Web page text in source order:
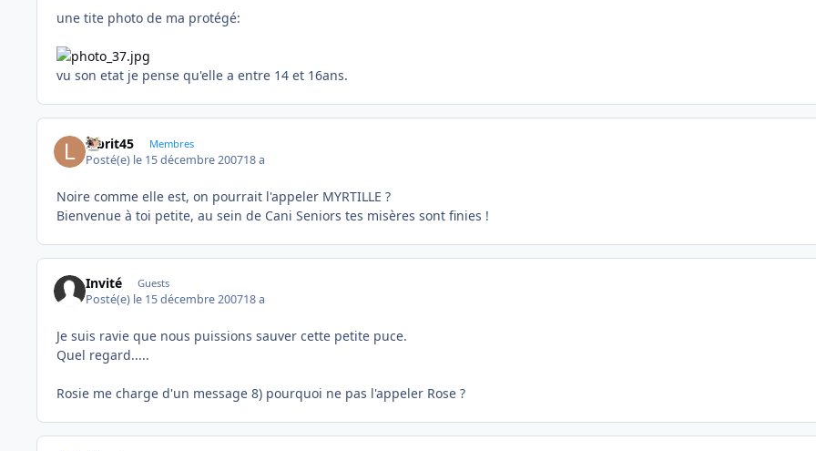
une tite photo de ma protégé:
vu son etat je pense qu'elle a entre 14 et 16ans.
labrit45 Membres
Posté(e) le 15 décembre 200718 a
Noire comme elle est, on pourrait l'appeler MYRTILLE ?
Bienvenue à toi petite, au sein de Cani Seniors tes misères sont finies !
Invité Guests
Posté(e) le 15 décembre 200718 a
Je suis ravie que nous puissions sauver cette petite puce.
Quel regard.....
Rosie me charge d'un message 8) pourquoi ne pas l'appeler Rose ?